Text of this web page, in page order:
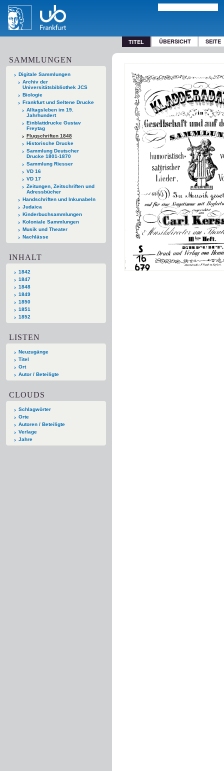
TITEL ÜBERSICHT SEITE
SAMMLUNGEN
Digitale Sammlungen
Archiv der
Universitätsbibliothek JCS
Biologie
Frankfurt und Seltene Drucke
Alltagsleben im 19.
Jahrhundert
Einblattdrucke Gustav
Freytag
Flugschriften 1848
Historische Drucke
Sammlung Deutscher
Drucke 1801-1870
Sammlung Riesser
VD 16
VD 17
Zeitungen, Zeitschriften und
Adressbücher
Handschriften und Inkunabeln
Judaica
Kinderbuchsammlungen
Koloniale Sammlungen
Musik und Theater
Nachlässe
INHALT
1842
1847
1848
1849
1850
1851
1852
LISTEN
Neuzugänge
Titel
Ort
Autor / Beteiligte
CLOUDS
Schlagwörter
Orte
Autoren / Beteiligte
Verlage
Jahre